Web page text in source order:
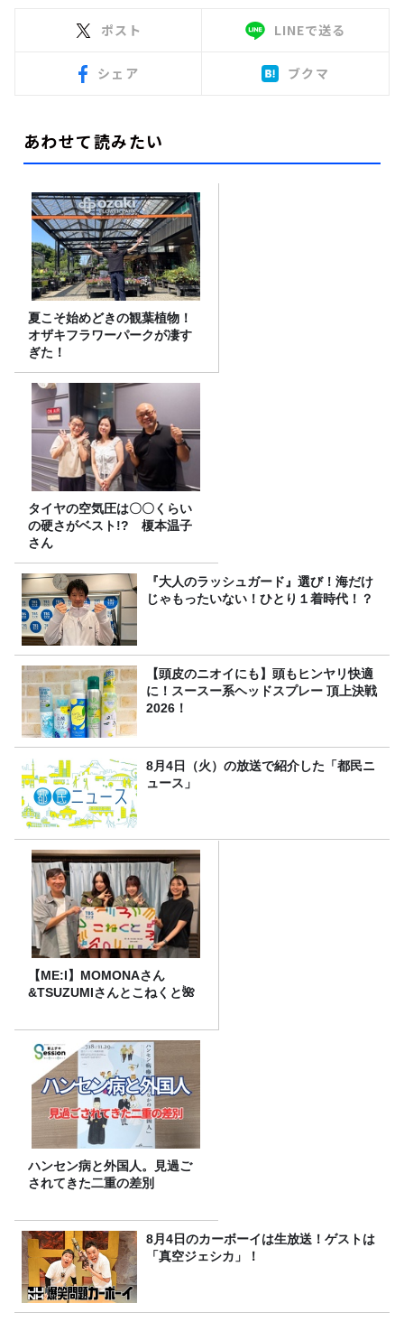
ポスト LINEで送る
シェア ブクマ
あわせて読みたい
夏こそ始めどきの観葉植物！
オザキフラワーパークが凄す
ぎた！
タイヤの空気圧は〇〇くらい
の硬さがベスト!? 榎本温子
さん
『大人のラッシュガード』選び！海だけ
じゃもったいない！ひとり１着時代！？
【頭皮のニオイにも】頭もヒンヤリ快適
に！スースー系ヘッドスプレー 頂上決戦
2026！
8月4日（火）の放送で紹介した「都民ニ
ュース」
【ME:I】MOMONAさん
&TSUZUMIさんとこねくと🌺
ハンセン病と外国人。見過ご
されてきた二重の差別
8月4日のカーボーイは生放送！ゲストは
「真空ジェシカ」！